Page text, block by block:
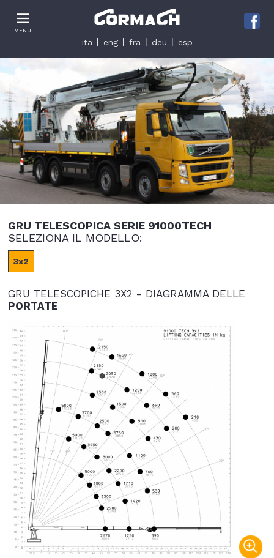
MENU
ita eng fra deu esp
GRU TELESCOPICA SERIE 91000TECH
SELEZIONA IL MODELLO:
3x2
GRU TELESCOPICHE 3X2 - DIAGRAMMA DELLE
PORTATE
Informativa sulla raccolta
Le tue preferenze relative alla privacy